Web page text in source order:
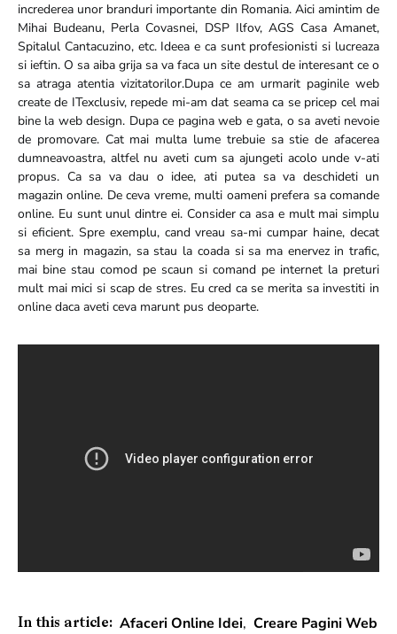
increderea unor branduri importante din Romania. Aici amintim de
Mihai Budeanu, Perla Covasnei, DSP Ilfov, AGS Casa Amanet,
Spitalul Cantacuzino, etc. Ideea e ca sunt profesionisti si lucreaza
si ieftin. O sa aiba grija sa va faca un site destul de interesant ce o
sa atraga atentia vizitatorilor.Dupa ce am urmarit paginile web
create de ITexclusiv, repede mi-am dat seama ca se pricep cel mai
bine la web design. Dupa ce pagina web e gata, o sa aveti nevoie
de promovare. Cat mai multa lume trebuie sa stie de afacerea
dumneavoastra, altfel nu aveti cum sa ajungeti acolo unde v-ati
propus. Ca sa va dau o idee, ati putea sa va deschideti un
magazin online. De ceva vreme, multi oameni prefera sa comande
online. Eu sunt unul dintre ei. Consider ca asa e mult mai simplu
si eficient. Spre exemplu, cand vreau sa-mi cumpar haine, decat
sa merg in magazin, sa stau la coada si sa ma enervez in trafic,
mai bine stau comod pe scaun si comand pe internet la preturi
mult mai mici si scap de stres. Eu cred ca se merita sa investiti in
online daca aveti ceva marunt pus deoparte.
In this article: Afaceri Online Idei, Creare Pagini Web